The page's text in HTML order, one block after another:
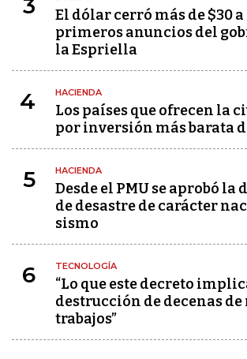
3
El dólar cerró más de $30
primeros anuncios del
la Espriella
4 HACIENDA
Los países que ofrecen la
por inversión más barata
5 HACIENDA
Desde el PMU se aprobó
de desastre de carácter
sismo
6 TECNOLOGÍA
“Lo que este decreto
destrucción de decenas
trabajos”